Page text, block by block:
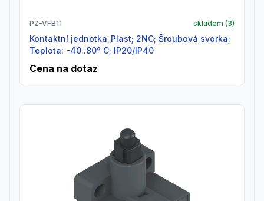
PZ-VFB11 skladem (3)
Kontaktní jednotka_Plast; 2NC; Šroubová svorka;
Teplota: -40..80° C; IP20/IP40
Cena na dotaz